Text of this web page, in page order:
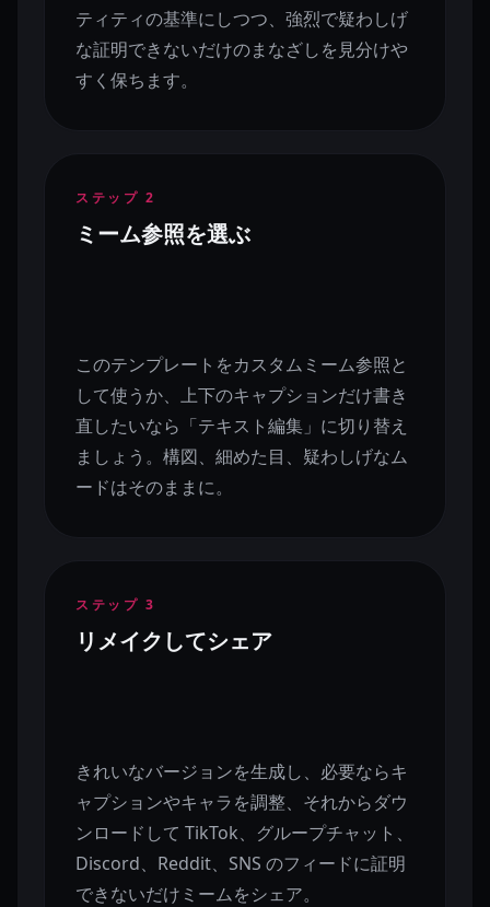
ティティの基準にしつつ、強烈で疑わしげ
な証明できないだけのまなざしを見分けや
すく保ちます。
ステップ 2
ミーム参照を選ぶ
このテンプレートをカスタムミーム参照と
して使うか、上下のキャプションだけ書き
直したいなら「テキスト編集」に切り替え
ましょう。構図、細めた目、疑わしげなム
ードはそのままに。
ステップ 3
リメイクしてシェア
きれいなバージョンを生成し、必要ならキ
ャプションやキャラを調整、それからダウ
ンロードして TikTok、グループチャット、
Discord、Reddit、SNS のフィードに証明
できないだけミームをシェア。